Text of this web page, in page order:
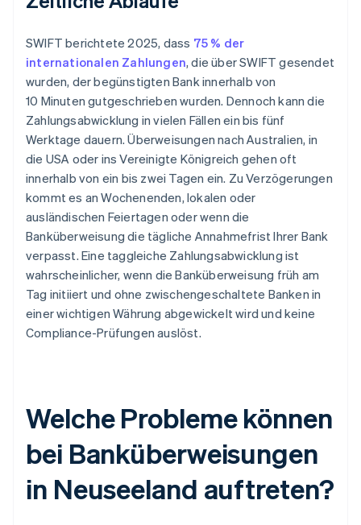
SWIFT berichtete 2025, dass 75 % der
internationalen Zahlungen, die über SWIFT gesendet
wurden, der begünstigten Bank innerhalb von
10 Minuten gutgeschrieben wurden. Dennoch kann die
Zahlungsabwicklung in vielen Fällen ein bis fünf
Werktage dauern. Überweisungen nach Australien, in
die USA oder ins Vereinigte Königreich gehen oft
innerhalb von ein bis zwei Tagen ein. Zu Verzögerungen
kommt es an Wochenenden, lokalen oder
ausländischen Feiertagen oder wenn die
Banküberweisung die tägliche Annahmefrist Ihrer Bank
verpasst. Eine taggleiche Zahlungsabwicklung ist
wahrscheinlicher, wenn die Banküberweisung früh am
Tag initiiert und ohne zwischengeschaltete Banken in
einer wichtigen Währung abgewickelt wird und keine
Compliance-Prüfungen auslöst.
Welche Probleme können
bei Banküberweisungen
in Neuseeland auftreten?